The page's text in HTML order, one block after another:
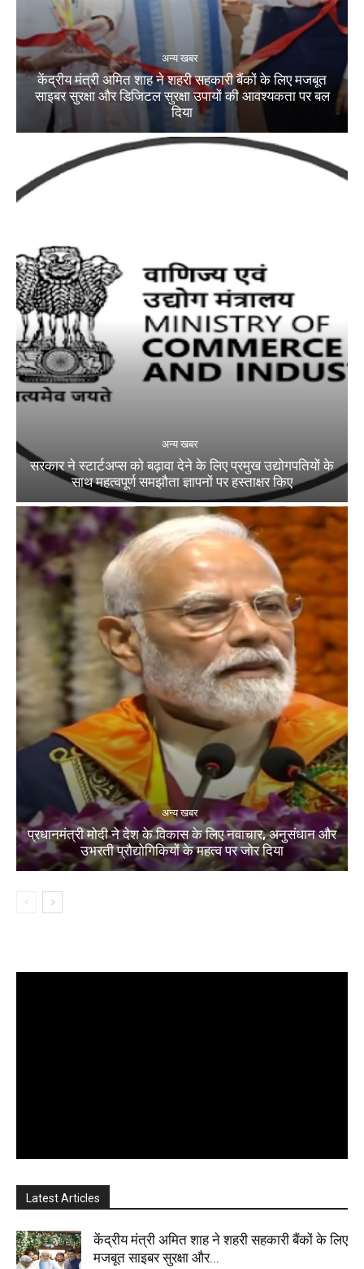
अन्य खबर
केंद्रीय मंत्री अमित शाह ने शहरी सहकारी बैंकों के लिए मजबूत
साइबर सुरक्षा और डिजिटल सुरक्षा उपायों की आवश्यकता पर बल
दिया
अन्य खबर
सरकार ने स्टार्टअप्‍स को बढ़ावा देने के लिए प्रमुख उद्योगपतियों के
साथ महत्‍वपूर्ण समझौता ज्ञापनों पर हस्‍ताक्षर किए
अन्य खबर
प्रधानमंत्री मोदी ने देश के विकास के लिए नवाचार, अनुसंधान और
उभरती प्रौद्योगिकियों के महत्व पर जोर दिया
Latest Articles
केंद्रीय मंत्री अमित शाह ने शहरी सहकारी बैंकों के लिए
मजबूत साइबर सुरक्षा और...